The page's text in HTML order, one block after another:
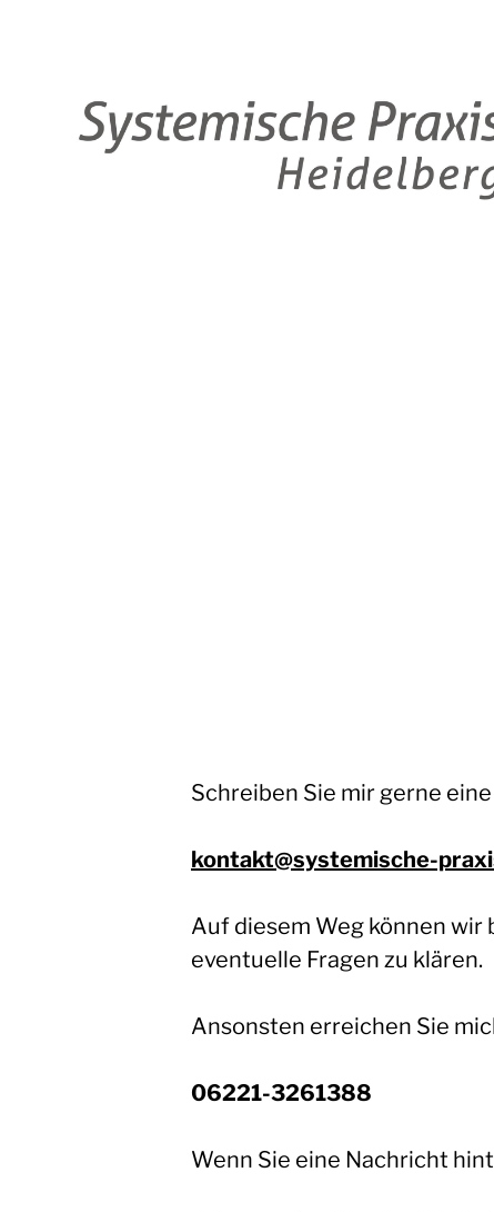
Schreiben Sie mir gerne
kontakt@systemische-
Auf diesem Weg können
eventuelle Fragen zu klären.
Ansonsten erreichen Sie
06221-3261388
Wenn Sie eine Nachricht